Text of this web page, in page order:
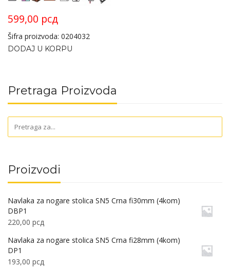
599,00 рсд
Šifra proizvoda: 0204032
DODAJ U KORPU
Pretraga Proizvoda
Proizvodi
Navlaka za nogare stolica SN5 Crna fi30mm (4kom)
DBP1
220,00 рсд
Navlaka za nogare stolica SN5 Crna fi28mm (4kom)
DP1
193,00 рсд